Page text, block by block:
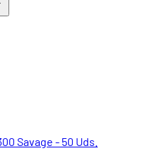
Savage - 50 Uds.